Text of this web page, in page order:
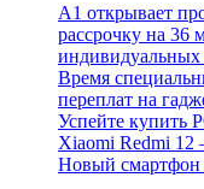
А1 открывает
рассрочку на 36
индивидуальных
Время
переплат на
Успейте купить
Xiaomi Redmi 12
Новый смартфон